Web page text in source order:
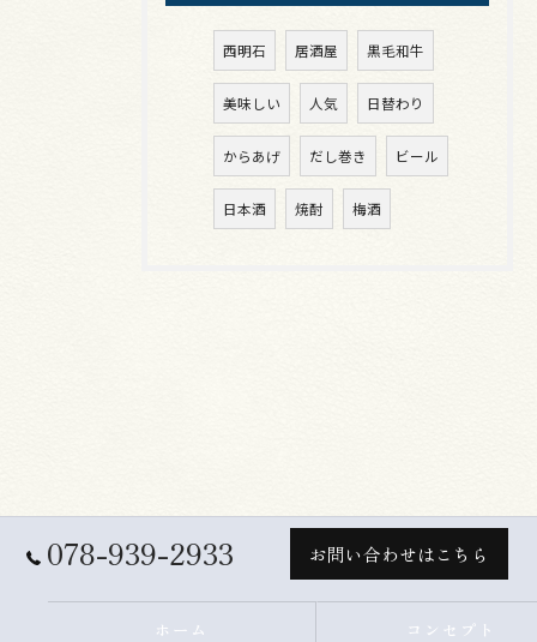
西明石 居酒屋 黒毛和牛
美味しい 人気 日替わり
からあげ だし巻き ビール
日本酒 焼酎 梅酒
078-939-2933 お問い合わせはこちら
ホーム コンセプト